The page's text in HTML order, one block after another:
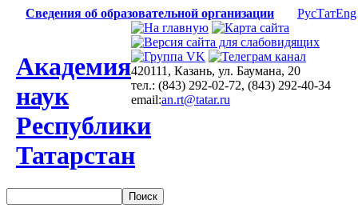
Сведения об образовательной организации РусТатEng
Академия
наук
Республики
Татарстан
420111, Казань, ул. Баумана, 20
тел.: (843) 292-02-72, (843) 292-40-34
email:an.rt@tatar.ru